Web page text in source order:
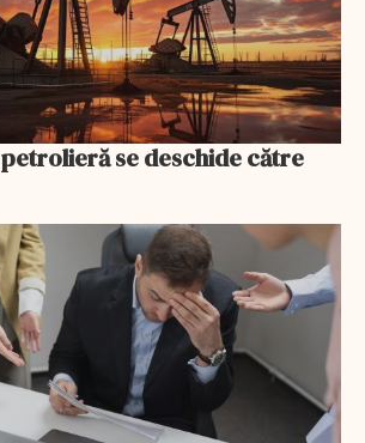
petrolieră se deschide către